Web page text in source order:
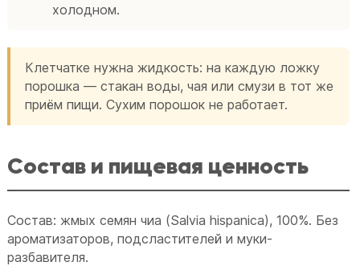
холодном.
Клетчатке нужна жидкость: на каждую ложку
порошка — стакан воды, чая или смузи в тот же
приём пищи. Сухим порошок не работает.
Состав и пищевая ценность
Состав: жмых семян чиа (Salvia hispanica), 100%. Без
ароматизаторов, подсластителей и муки-
разбавителя.